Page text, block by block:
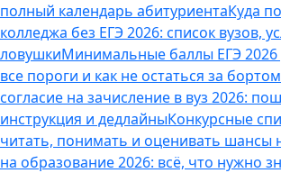
полный календарь абитуриентаКуда
колледжа без ЕГЭ 2026: список вузов,
ловушкиМинимальные баллы ЕГЭ 2026
все пороги и как не остаться за бортом
согласие на зачисление в вуз 2026:
инструкция и дедлайныКонкурсные
читать, понимать и оценивать шансы
на образование 2026: всё, что нужно